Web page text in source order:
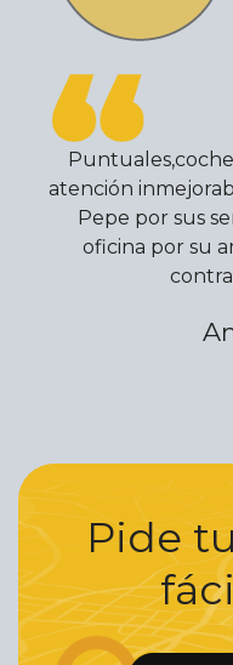
atención
Pepe por sus
oficina por su
Pide